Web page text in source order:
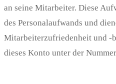
an seine Mitarbeiter. Diese
des Personalaufwands und
Mitarbeiterzufriedenheit und -
dieses Konto unter der